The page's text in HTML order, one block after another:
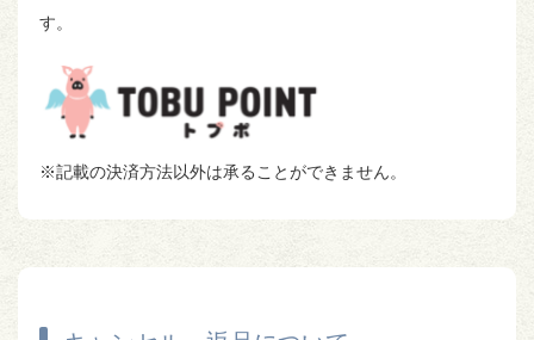
す。
※記載の決済方法以外は承ることができません。